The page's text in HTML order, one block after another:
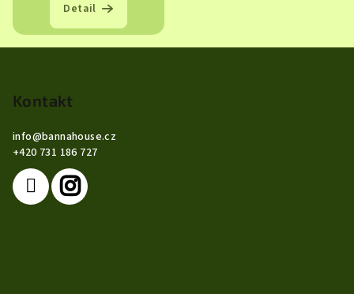
Detail
Kontakt
info@bannahouse.cz
+420 731 186 727